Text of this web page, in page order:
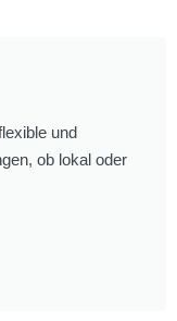
und
ob lokal oder